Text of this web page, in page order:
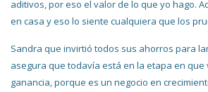
aditivos, por eso el valor de lo que yo hago.
en casa y eso lo siente cualquiera que los
Sandra que invirtió todos sus ahorros para
asegura que todavía está en la etapa en que
ganancia, porque es un negocio en